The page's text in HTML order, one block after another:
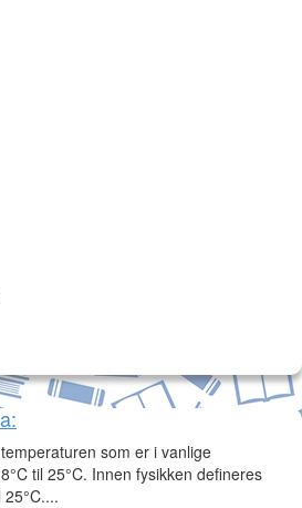
som er i vanlige
til 25°C. Innen fysikken defineres